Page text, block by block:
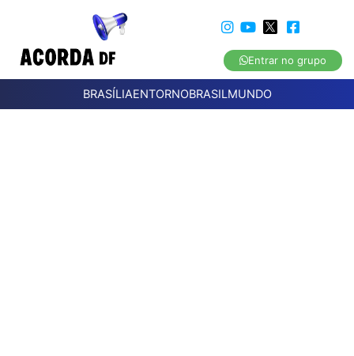
Entrar no grupo
BRASÍLIAENTORNOBRASILMUNDO